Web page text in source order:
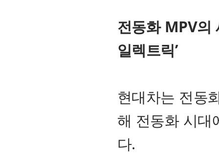
전동화 MPV의
일렉트릭’
현대차는 전동
해 전동화 시대
다.